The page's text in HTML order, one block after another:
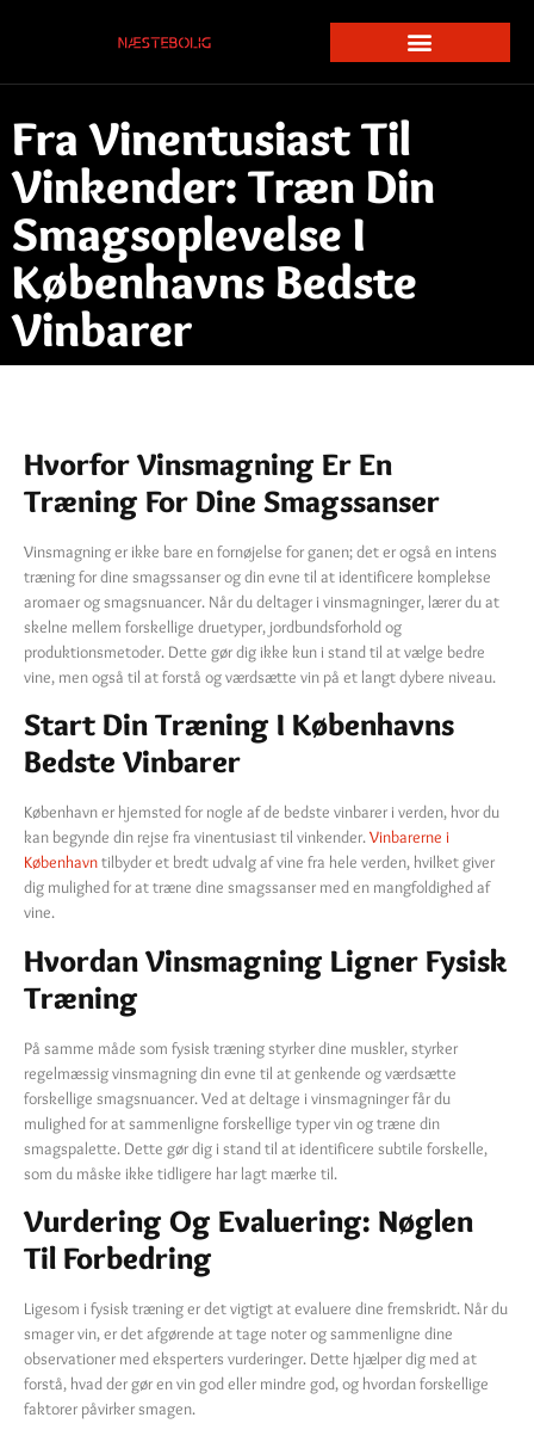
Fra Vinentusiast Til
Vinkender: Træn Din
Smagsoplevelse I
Københavns Bedste
Vinbarer
Hvorfor Vinsmagning Er En
Træning For Dine Smagssanser
Vinsmagning er ikke bare en fornøjelse for ganen; det er også en intens
træning for dine smagssanser og din evne til at identificere komplekse
aromaer og smagsnuancer. Når du deltager i vinsmagninger, lærer du at
skelne mellem forskellige druetyper, jordbundsforhold og
produktionsmetoder. Dette gør dig ikke kun i stand til at vælge bedre
vine, men også til at forstå og værdsætte vin på et langt dybere niveau.
Start Din Træning I Københavns
Bedste Vinbarer
København er hjemsted for nogle af de bedste vinbarer i verden, hvor du
kan begynde din rejse fra vinentusiast til vinkender.Vinbarerne i
Københavntilbyder et bredt udvalg af vine fra hele verden, hvilket giver
dig mulighed for at træne dine smagssanser med en mangfoldighed af
vine.
Hvordan Vinsmagning Ligner Fysisk
Træning
På samme måde som fysisk træning styrker dine muskler, styrker
regelmæssig vinsmagning din evne til at genkende og værdsætte
forskellige smagsnuancer. Ved at deltage i vinsmagninger får du
mulighed for at sammenligne forskellige typer vin og træne din
smagspalette. Dette gør dig i stand til at identificere subtile forskelle,
som du måske ikke tidligere har lagt mærke til.
Vurdering Og Evaluering: Nøglen
Til Forbedring
Ligesom i fysisk træning er det vigtigt at evaluere dine fremskridt. Når du
smager vin, er det afgørende at tage noter og sammenligne dine
observationer med eksperters vurderinger. Dette hjælper dig med at
forstå, hvad der gør en vin god eller mindre god, og hvordan forskellige
faktorer påvirker smagen.